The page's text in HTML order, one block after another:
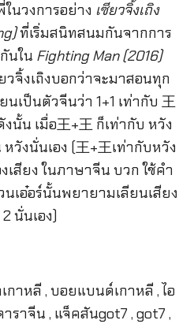
นวงการอย่าง เซียวจิ้งเถิง
ที่เริ่มสนิทสนมกันจากการ
นใน Fighting Man (2016)
จิ้งเถิงบอกว่าจะมาสอนทุก
เป็นตัวจีนว่า 1+1 เท่ากับ 王
นั้น เมื่อ王+王 ก็เท่ากับ หวัง
วังนั่นเอง (王+王เท่ากับหวัง
เสียง ในภาษาจีน บวก ใช้คำ
นเอ๋อร์นั้นพยายามเลียนเสียง
นั่นเอง)